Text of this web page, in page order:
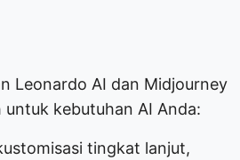
Leonardo AI dan Midjourney
kebutuhan AI Anda:
tingkat lanjut,